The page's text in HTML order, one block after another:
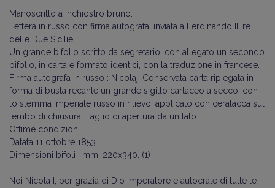
Manoscritto a inchiostro bruno.
Lettera in russo con firma autografa, inviata a Ferdinando II, re
delle Due Sicilie.
Un grande bifolio scritto da segretario, con allegato un secondo
bifolio, in carta e formato identici, con la traduzione in francese.
Firma autografa in russo : Nicolaj. Conservata carta ripiegata in
forma di busta recante un grande sigillo cartaceo a secco, con
lo stemma imperiale russo in rilievo, applicato con ceralacca sul
lembo di chiusura. Taglio di apertura da un lato.
Ottime condizioni.
Datata 11 ottobre 1853.
Dimensioni bifoli : mm. 220x340. (1)
Noi Nicola I, per grazia di Dio imperatore e autocrate di tutte le